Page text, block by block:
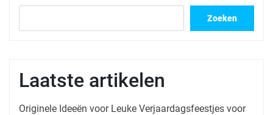
Zoeken
Laatste artikelen
Originele Ideeën voor Leuke Verjaardagsfeestjes voor